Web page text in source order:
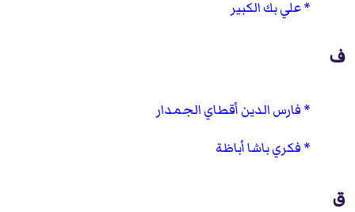
علي بك الكبير
ف
فارس الدين أقطاي الجمدار
فكري باشا أباظة
ق